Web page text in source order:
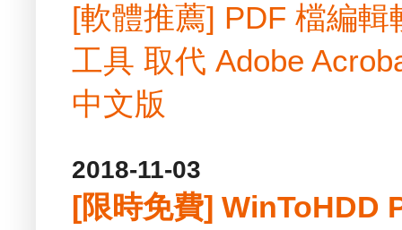
[軟體推薦] PDF 檔編
工具 取代 Adobe
中文版
2018-11-03
[限時免費] WinToHDD